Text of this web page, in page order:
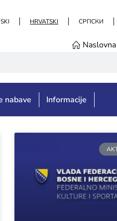
HRVATSKI СРПСКИ
Naslovna
nabave Informacije